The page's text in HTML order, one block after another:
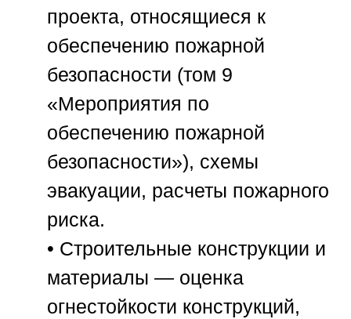
проекта, относящиеся к
обеспечению пожарной
безопасности (том 9
«Мероприятия по
обеспечению пожарной
безопасности»), схемы
эвакуации, расчеты пожарного
риска.
• Строительные конструкции и
материалы — оценка
огнестойкости конструкций,